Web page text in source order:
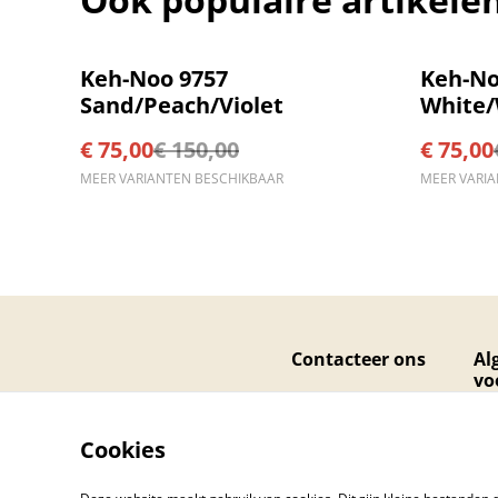
%
Keh-Noo 9757
Sand/Peach/Violet
€ 75,00€ 150,00
MEER VARIANTEN BESCHIKBAAR
%
Keh-
€ 75,00
MEER
Contacteer ons
Cookies